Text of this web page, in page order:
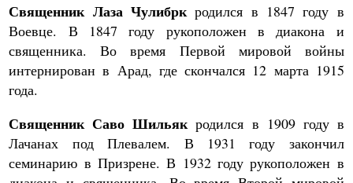
Священник Лаза Чулибркродился в 1847 году в
Воевце. В 1847 году рукоположен в диакона и
священника. Во время Первой мировой войны
интернирован в Арад, где скончался 12 марта 1915
года.
Священник Саво Шильякродился в 1909 году в
Лачанах под Плевалем. В 1931 году закончил
семинарию в Призрене. В 1932 году рукоположен в